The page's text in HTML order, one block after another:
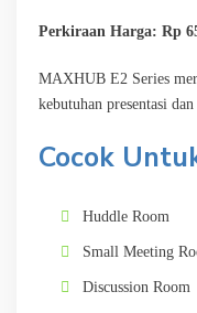
Perkiraan Harga: Rp
MAXHUB E2 Series
kebutuhan presentasi
Cocok
Huddle Room
Small Meeting
Discussion Room